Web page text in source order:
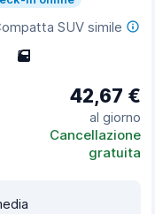
SUV simile
5
42,67 €
al giorno
Cancellazione
gratuita